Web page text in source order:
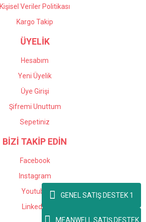
Kişisel Veriler Politikası
Kargo Takip
ÜYELİK
Hesabım
Yeni Üyelik
Üye Girişi
Şifremi Unuttum
Sepetiniz
BİZİ TAKİP EDİN
Facebook
Instagram
Youtube
Linkedin
GENEL SATIŞ DESTEK 1
MEANWELL SATIŞ DESTEK